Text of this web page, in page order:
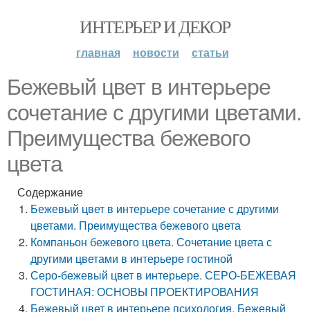
ИНТЕРЬЕР И ДЕКОР
главная новости статьи
Бежевый цвет в интерьере
сочетание с другими цветами.
Преимущества бежевого
цвета
Содержание
Бежевый цвет в интерьере сочетание с другими
цветами. Преимущества бежевого цвета
Компаньон бежевого цвета. Сочетание цвета с
другими цветами в интерьере гостиной
Серо-бежевый цвет в интерьере. СЕРО-БЕЖЕВАЯ
ГОСТИНАЯ: ОСНОВЫ ПРОЕКТИРОВАНИЯ
Бежевый цвет в интерьере психология. Бежевый